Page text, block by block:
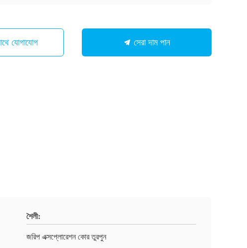
যোগাযোগ সেরা দাম পান
শৈলী:
জরিপ এক্সপ্লোরেশন কোর তুরপুন